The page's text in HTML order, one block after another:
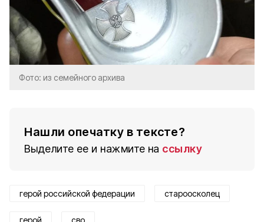
Фото: из семейного архива
Нашли опечатку в тексте?
Выделите ее и нажмите на ссылку
герой российской федерации староосколец
герой сво